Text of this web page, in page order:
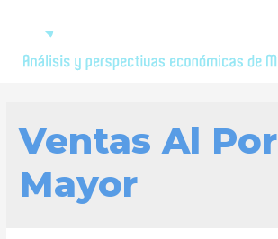
Ventas Al Por
Mayor